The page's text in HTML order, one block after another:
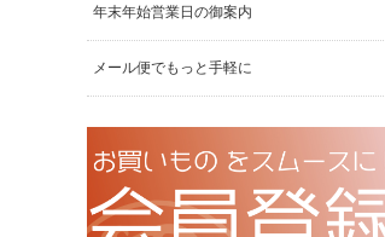
年末年始営業日の御案内
メール便でもっと手軽に